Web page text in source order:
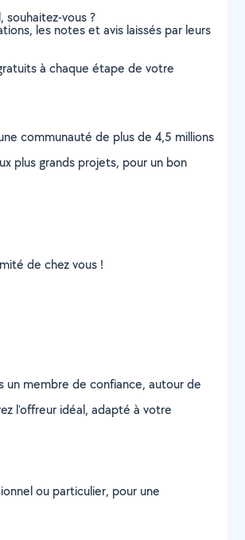
vous ?
les notes et avis laissés par leurs
à chaque étape de votre
communauté de plus de 4,5 millions
plus grands projets, pour un bon
de chez vous !
un membre de confiance, autour de
l'offreur idéal, adapté à votre
ou particulier, pour une